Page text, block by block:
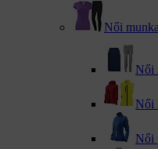
Női
Női
Női
Női